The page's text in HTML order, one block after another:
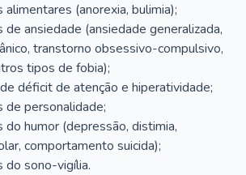
alimentares (anorexia, bulimia);
de ansiedade (ansiedade generalizada,
transtorno obsessivo-compulsivo,
tipos de fobia);
déficit de atenção e hiperatividade;
de personalidade;
do humor (depressão, distimia,
comportamento suicida);
do sono-vigília.